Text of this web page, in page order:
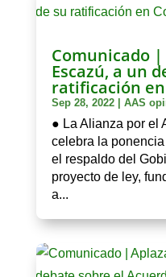
Comunicado
Escazú, a un
ratificación
Sep 28, 2022| AAS
● La Alianza por el
celebra la
el respaldo del
proyecto de ley,
a...